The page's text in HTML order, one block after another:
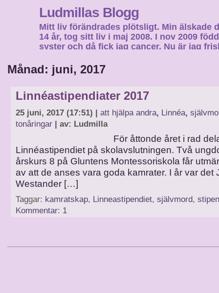
Ludmillas Blogg
Mitt liv förändrades plötsligt. Min älskade
14 år, tog sitt liv i maj 2008. I nov 2009
syster och då fick jag cancer. Nu är jag
Månad: juni, 2017
Linnéastipendiater 2017
25 juni, 2017 (17:51) | att hjälpa andra, Linnéa,
tonåringar | av: Ludmilla
För åttonde året i rad
Linnéastipendiet på skolavslutningen. Två
årskurs 8 på Gluntens Montessoriskola får
av att de anses vara goda kamrater. I år var det
Westander […]
Taggar: kamratskap, Linneastipendiet, självmord,
Kommentar: 1